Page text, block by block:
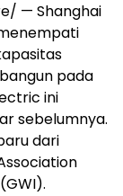
— Shanghai
menempati
pada
ini
sebelumnya.
dari